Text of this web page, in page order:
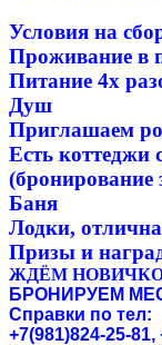
Условия на
Проживание в
Питание 4х
Душ
Приглашаем
Есть коттеджи
(бронирование
Баня
Лодки,
Призы и
ЖДЁМ
БРОНИРУЕМ
Справки по тел:
+7(981)824-25-81,